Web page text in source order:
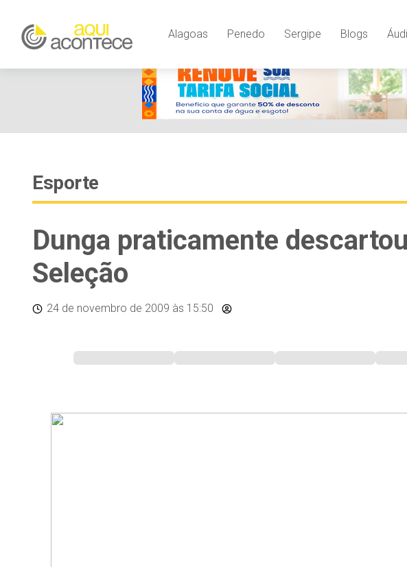
Alagoas Penedo Sergipe Blogs
Esporte
Dunga praticamente
Seleção
24 de novembro de 2009 às 15:50